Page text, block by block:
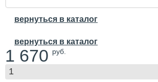
вернуться в каталог
вернуться в каталог
1 670 руб.